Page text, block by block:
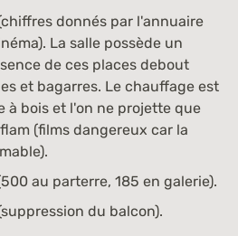
donnés par l'annuaire
La salle possède un
de ces places debout
et bagarres. Le chauffage est
à bois et l'on ne projette que
(films dangereux car la
au parterre, 185 en galerie).
du balcon).